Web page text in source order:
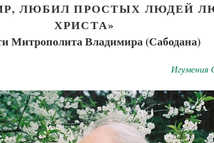
ЛЮБИЛ ПРОСТЫХ ЛЮДЕЙ
ХРИСТА»
Митрополита Владимира (Сабодана)
Игумения